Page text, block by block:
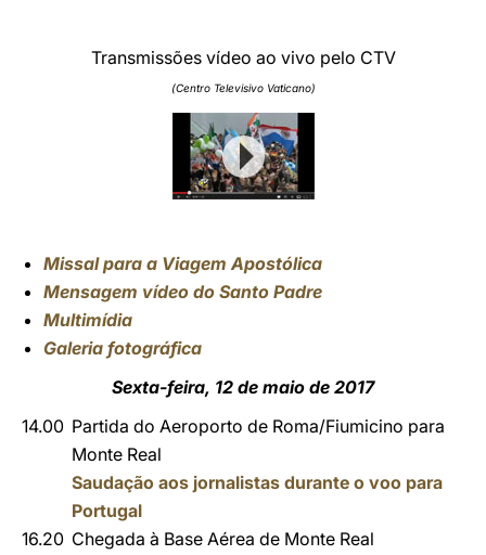
Transmissões vídeo ao vivo pelo CTV
(Centro Televisivo Vaticano)
Missal para a Viagem Apostólica
Mensagem vídeo do Santo Padre
Multimídia
Galeria fotográfica
Sexta-feira, 12 de maio de 2017
14.00 Partida do Aeroporto de Roma/Fiumicino para
Monte Real
Saudação aos jornalistas durante o voo para
Portugal
16.20 Chegada à Base Aérea de Monte Real